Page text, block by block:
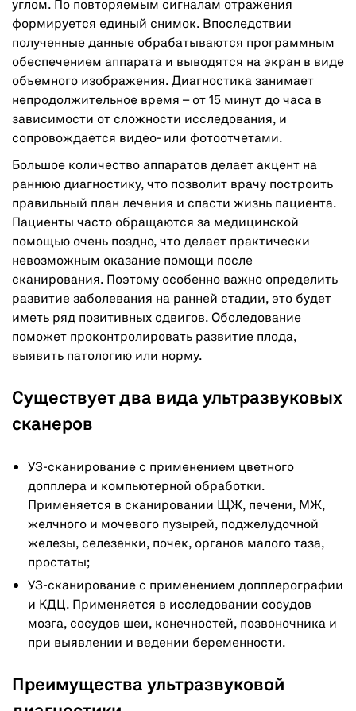
углом. По повторяемым сигналам отражения
формируется единый снимок. Впоследствии
полученные данные обрабатываются программным
обеспечением аппарата и выводятся на экран в виде
объемного изображения. Диагностика занимает
непродолжительное время – от 15 минут до часа в
зависимости от сложности исследования, и
сопровождается видео- или фотоотчетами.
Большое количество аппаратов делает акцент на
раннюю диагностику, что позволит врачу построить
правильный план лечения и спасти жизнь пациента.
Пациенты часто обращаются за медицинской
помощью очень поздно, что делает практически
невозможным оказание помощи после
сканирования. Поэтому особенно важно определить
развитие заболевания на ранней стадии, это будет
иметь ряд позитивных сдвигов. Обследование
поможет проконтролировать развитие плода,
выявить патологию или норму.
Существует два вида ультразвуковых
сканеров
УЗ-сканирование с применением цветного
допплера и компьютерной обработки.
Применяется в сканировании ЩЖ, печени, МЖ,
желчного и мочевого пузырей, поджелудочной
железы, селезенки, почек, органов малого таза,
простаты;
УЗ-сканирование с применением допплерографии
и КДЦ. Применяется в исследовании сосудов
мозга, сосудов шеи, конечностей, позвоночника и
при выявлении и ведении беременности.
Преимущества ультразвуковой